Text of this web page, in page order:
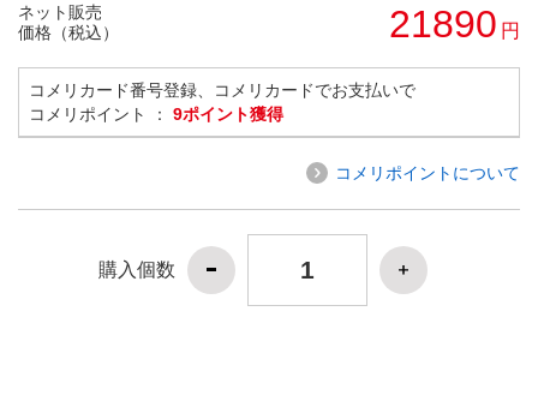
ネット販売
価格（税込）
21890 円
コメリカード番号登録、コメリカードでお支払いで
コメリポイント ： 9ポイント獲得
コメリポイントについて
購入個数